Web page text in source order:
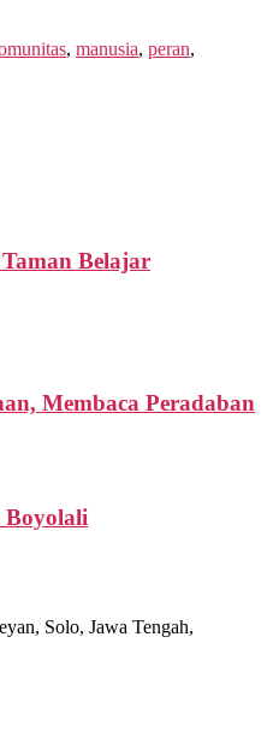
, manusia, peran,
Belajar
Membaca Peradaban
Boyolali
Solo, Jawa Tengah,